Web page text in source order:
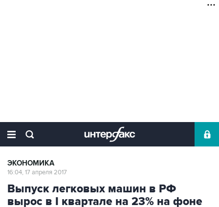
ЭКОНОМИКА
16:04, 17 апреля 2017
Выпуск легковых машин в РФ
вырос в I квартале на 23% на фоне